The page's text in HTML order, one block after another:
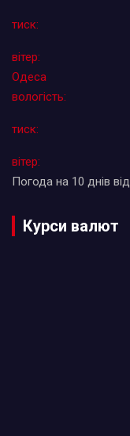
тиск:
вітер:
Одеса
вологість:
тиск:
вітер:
Погода на 10 днів від
Курси валют